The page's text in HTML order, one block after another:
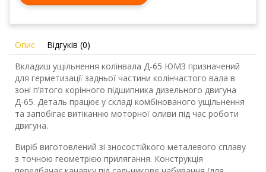
Опис
Відгуків (0)
Вкладиш ущільнення колінвала Д-65 ЮМЗ призначений
для герметизації задньої частини колінчастого вала в
зоні п’ятого корінного підшипника дизельного двигуна
Д-65. Деталь працює у складі комбінованого ущільнення
та запобігає витіканню моторної оливи під час роботи
двигуна.
Виріб виготовлений зі зносостійкого металевого сплаву
з точною геометрією прилягання. Конструкція